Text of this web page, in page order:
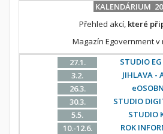
KALENDÁRIUM
Přehled akcí, které
Magazín Egovernment v
27.1.
STUDIO
3.2.
JIHLAVA -
26.3.
30.3.
STUDIO
5.5.
STUDIO
10.-12.6.
ROK